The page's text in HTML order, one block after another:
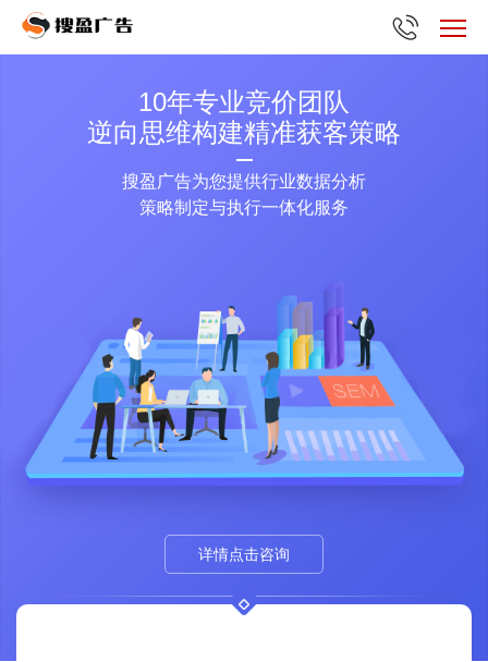
10年专业竞价团队
逆向思维构建精准获客策略
搜盈广告为您提供行业数据分析
策略制定与执行一体化服务
详情点击咨询